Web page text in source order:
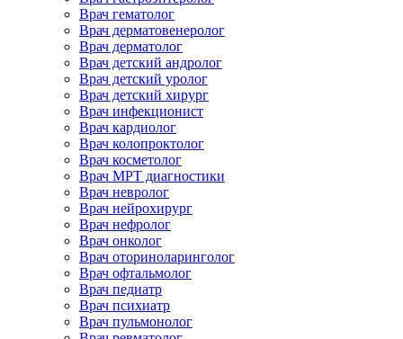
Врач гематолог
Врач дерматовенеролог
Врач дерматолог
Врач детский андролог
Врач детский уролог
Врач детский хирург
Врач инфекционист
Врач кардиолог
Врач колопроктолог
Врач косметолог
Врач МРТ диагностики
Врач невролог
Врач нейрохирург
Врач нефролог
Врач онколог
Врач оториноларинголог
Врач офтальмолог
Врач педиатр
Врач психиатр
Врач пульмонолог